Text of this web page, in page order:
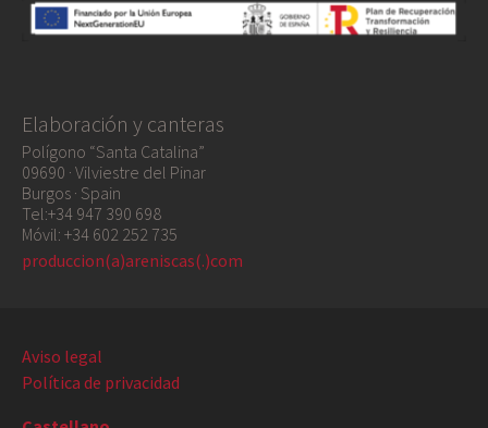
Elaboración y canteras
Polígono “Santa Catalina”
09690 · Vilviestre del Pinar
Burgos · Spain
Tel:+34 947 390 698
Móvil: +34 602 252 735
produccion(a)areniscas(.)com
Aviso legal
Política de privacidad